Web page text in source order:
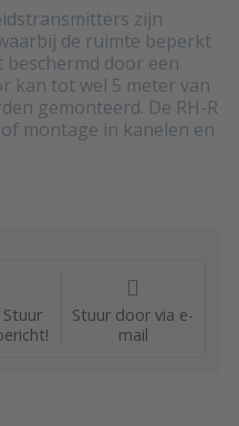
zijn
de ruimte beperkt
beschermd door een
kan tot wel 5 meter van
gemonteerd. De RH-R
montage in kanelen en
Stuur door via e-
mail